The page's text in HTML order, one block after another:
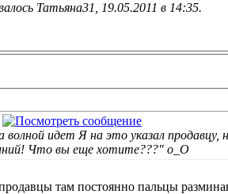
Татьяна31, 19.05.2011 в 14:35.
волной идет Я на это указал
Что вы еще хотите???" о_О
там постоянно пальцы